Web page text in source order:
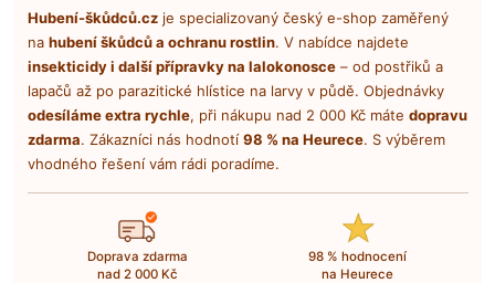
Hubení-škůdců.czje specializovaný český e-shop zaměřený
na hubení škůdců a ochranu rostlin. V nabídce najdete
insekticidy i další přípravky na lalokonosce– od postřiků a
lapačů až po parazitické hlístice na larvy v půdě. Objednávky
odesíláme extra rychle, při nákupu nad 2 000 Kč máte dopravu
zdarma. Zákazníci nás hodnotí 98 % na Heurece. S výběrem
vhodného řešení vám rádi poradíme.
Doprava zdarma
nad 2 000 Kč
98 % hodnocení
na Heurece